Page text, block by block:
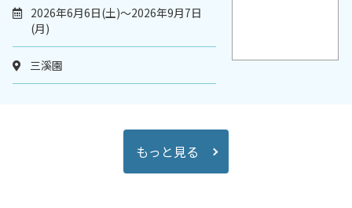
2026年6月6日(土)～2026年9月7日
(月)
三溪園
もっと見る